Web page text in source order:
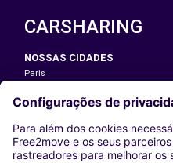
CARSHARING
NOSSAS CIDADES
Paris
Milan
Rome
Turin